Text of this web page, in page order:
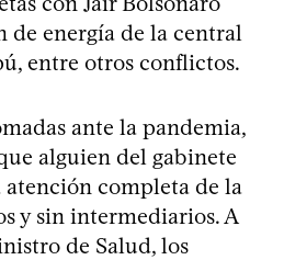
energía de la central
entre otros conflictos.
ante la pandemia,
alguien del gabinete
completa de la
y sin intermediarios. A
de Salud, los